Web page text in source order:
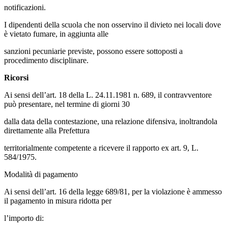
notificazioni.
I dipendenti della scuola che non osservino il divieto nei locali dove
è vietato fumare, in aggiunta alle
sanzioni pecuniarie previste, possono essere sottoposti a
procedimento disciplinare.
Ricorsi
Ai sensi dell’art. 18 della L. 24.11.1981 n. 689, il contravventore
può presentare, nel termine di giorni 30
dalla data della contestazione, una relazione difensiva, inoltrandola
direttamente alla Prefettura
territorialmente competente a ricevere il rapporto ex art. 9, L.
584/1975.
Modalità di pagamento
Ai sensi dell’art. 16 della legge 689/81, per la violazione è ammesso
il pagamento in misura ridotta per
l’importo di: